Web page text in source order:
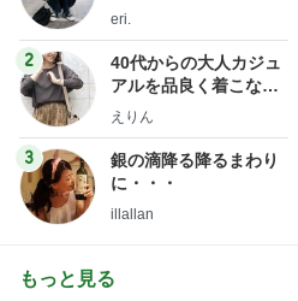
eri.
2
40代からの大人カジュ
アルを品良く着こなす
ファッションブログ
えりん
3
銀の滴降る降るまわり
に・・・
illallan
もっと見る